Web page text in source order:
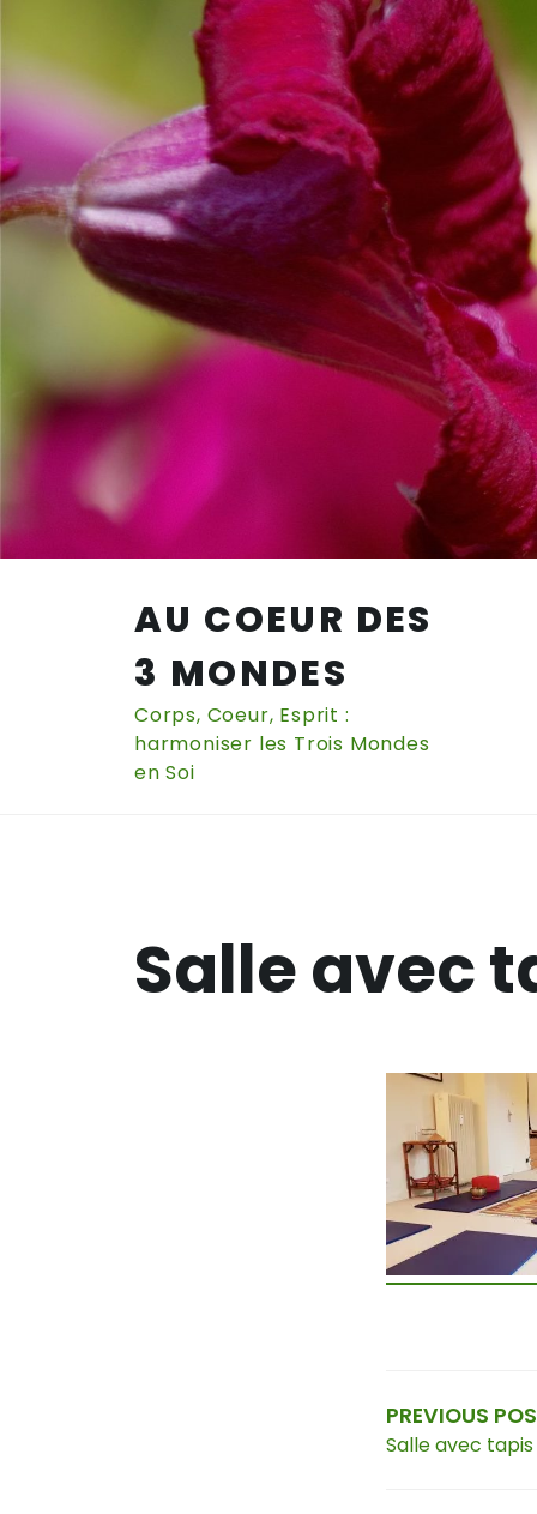
AU COEUR DES
3 MONDES
Corps, Coeur, Esprit :
harmoniser les Trois Mondes
en Soi
Salle avec
de
PREVIOUS
Salle avec tapis